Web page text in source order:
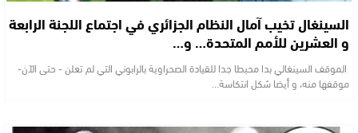
السينغال تخيب آمال النظام الجزائري في اجتماع اللجنة الرابعة
و العشرين للأمم المتحدة… و…
الموقف السينغالي بدا محبطا جدا للقيادة الصحراوية بالرابوني التي لم تعلن - حتى الآن-
موقفها منه، و أيضا شكل انتكاسة…